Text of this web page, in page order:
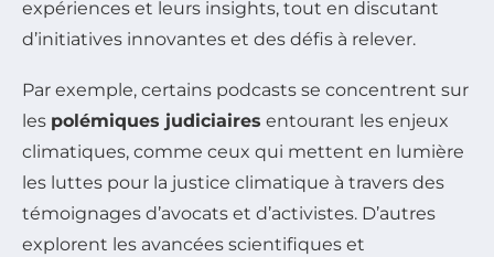
expériences et leurs insights, tout en discutant
d’initiatives innovantes et des défis à relever.
Par exemple, certains podcasts se concentrent sur
les polémiques judiciaires entourant les enjeux
climatiques, comme ceux qui mettent en lumière
les luttes pour la justice climatique à travers des
témoignages d’avocats et d’activistes. D’autres
explorent les avancées scientifiques et